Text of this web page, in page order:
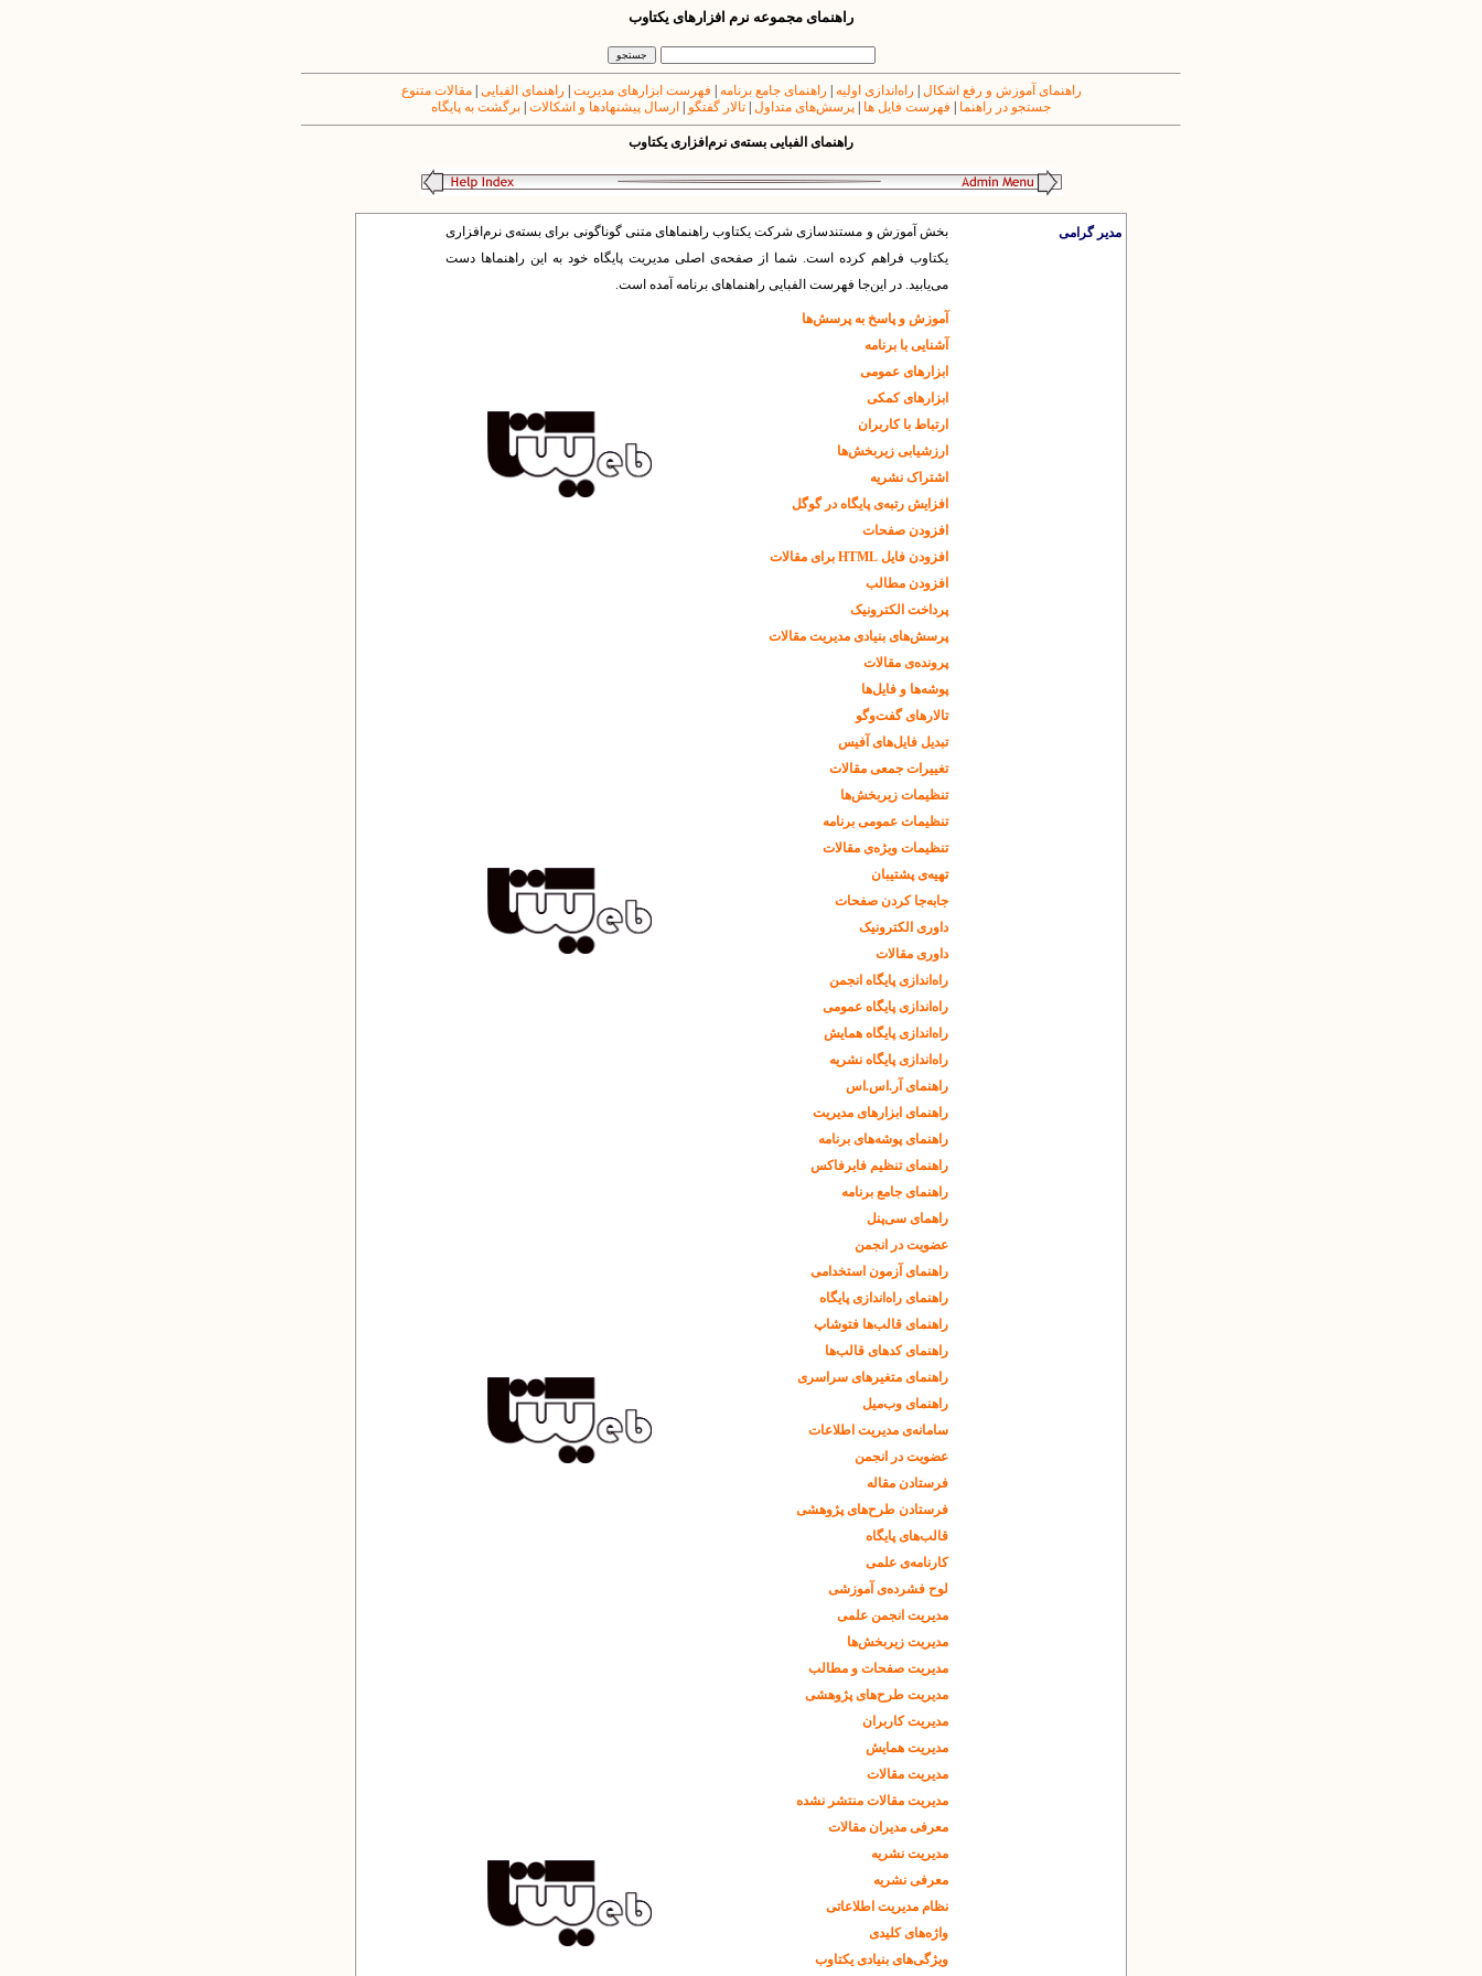
راهنمای مجموعه نرم افزارهای یکتاوب
راهنمای آموزش و رفع اشکال راه‌اندازی اولیه راهنمای جامع برنامه فهرست ابزارهای مدیریت راهنمای الفبایی |مقالات متنوع
جستجو در راهنما
فهرست فایل ها پرسش‌های متداول تالار گفتگو ارسال پیشنهادها و اشکالات برگشت به پایگاه
راهنمای الفبایی بسته‌ی نرم‌افزاری یکتاوب
مدیر گرامی
بخش آموزش و مستندسازى شرکت یکتاوب راهنماهاى متنى گوناگونى براى بسته‌ى نرم‌افزارى
یکتاوب فراهم کرده است. شما از صفحه‌ى اصلى مدیریت پایگاه خود به این راهنماها دست
می‌یابید. در این‌جا فهرست الفبایی راهنماهای برنامه آمده است.
آموزش و پاسخ به پرسش‌ها
آشنایی با برنامه
ابزارهای عمومی
ابزارهای کمکی
ارتباط با کاربران
ارزشیابی زیربخش‌ها
اشتراک نشریه
افزایش رتبه‌ی پایگاه در گوگل
افزودن صفحات
افزودن فایل HTML برای مقالات
افزودن مطالب
پرداخت الکترونیک
پرسش‌های بنیادی مدیریت مقالات
پرونده‌ی مقالات
پوشه‌ها و فایل‌ها
تالارهای گفت‌وگو
تبدیل فایل‌های آفیس
تغییرات جمعی مقالات
تنظیمات زیربخش‌ها
تنظیمات عمومی برنامه
تنظیمات ویژه‌ی مقالات
تهیه‌ی پشتیبان
جابه‌جا کردن صفحات
داوری الکترونیک
داوری مقالات
راه‌اندازی پایگاه انجمن
راه‌اندازی پایگاه عمومی
راه‌اندازی پایگاه همایش
راه‌اندازی پایگاه نشریه
راهنمای آر.اس.اس
راهنمای ابزارهای مدیریت
راهنمای پوشه‌های برنامه
راهنمای تنظیم فایرفاکس
راهنمای جامع برنامه
راهمای سی‌پنل
عضویت در انجمن
راهنمای آزمون استخدامی
راهنمای راه‌اندازی پایگاه
راهنمای قالب‌ها فتوشاپ
راهنمای کدهای قالب‌ها
راهنمای متغیرهای سراسری
راهنمای وب‌میل
سامانه‌ی مدیریت اطلاعات
عضویت در انجمن
فرستادن مقاله
فرستادن طرح‌های پژوهشی
قالب‌های پایگاه
کارنامه‌ی علمی
لوح فشرده‌ی آموزشی
مدیریت انجمن علمی
مدیریت زیربخش‌ها
مدیریت صفحات و مطالب
مدیریت طرح‌های پژوهشی
مدیریت کاربران
مدیریت همایش
مدیریت مقالات
مدیریت مقالات منتشر نشده
معرفی مدیران مقالات
مدیریت نشریه
معرفی نشریه
نظام مدیریت اطلاعاتی
واژه‌های کلیدی
ویژگی‌های بنیادی یکتاوب